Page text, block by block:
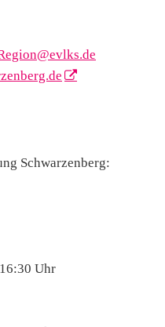
Schwarzenberg:
Uhr